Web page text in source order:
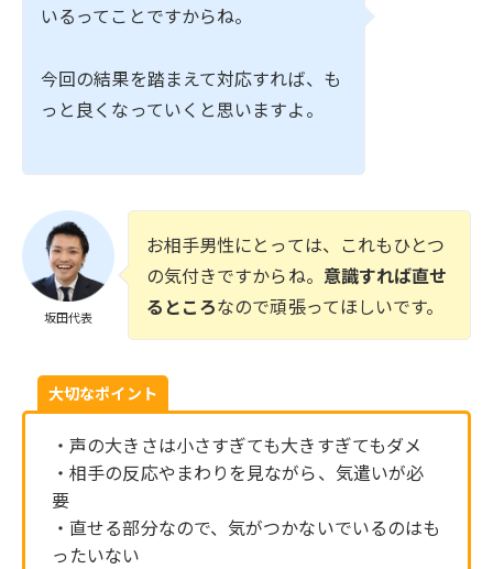
いるってことですからね。
今回の結果を踏まえて対応すれば、も
っと良くなっていくと思いますよ。
坂田代表
お相手男性にとっては、これもひとつ
の気付きですからね。 意識すれば直せ
るところなので頑張ってほしいです。
大切なポイント
・声の大きさは小さすぎても大きすぎてもダメ
・相手の反応やまわりを見ながら、気遣いが必
要
・直せる部分なので、気がつかないでいるのはも
ったいない